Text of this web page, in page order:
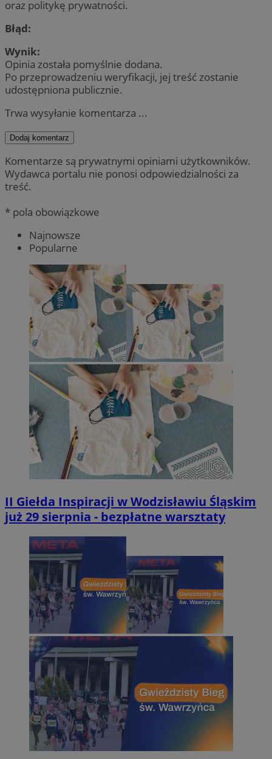
oraz politykę prywatności.
Błąd:
Wynik:
Opinia została pomyślnie dodana.
Po przeprowadzeniu weryfikacji, jej treść zostanie
udostępniona publicznie.
Trwa wysyłanie komentarza ...
Dodaj komentarz
Komentarze są prywatnymi opiniami użytkowników.
Wydawca portalu nie ponosi odpowiedzialności za
treść.
* pola obowiązkowe
Najnowsze
Popularne
II Giełda Inspiracji w Wodzisławiu Śląskim
już 29 sierpnia - bezpłatne warsztaty